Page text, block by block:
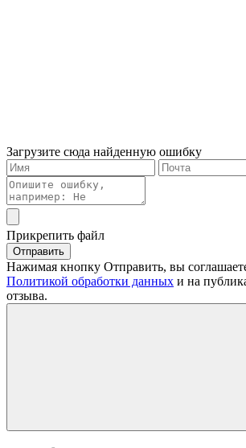
Загрузите сюда найденную ошибку
Прикрепить файл
Отправить
Нажимая кнопку Отправить, вы
Политикой обработки данных и на
отзыва.